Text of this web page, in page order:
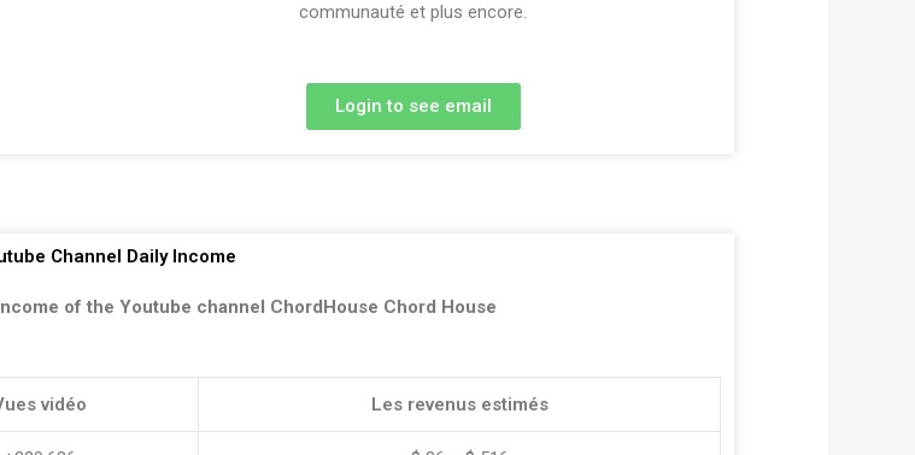
communauté et plus encore.
Login to see email
Channel Daily Income
of the Youtube channel ChordHouse Chord House
vidéo Les revenus estimés